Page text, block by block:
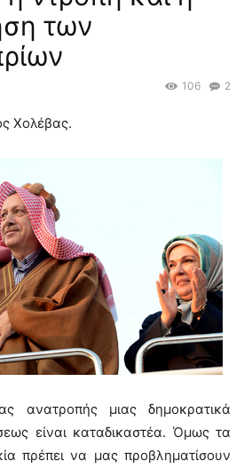
των
2
106
Χολέβας.
ανατροπής μιας δημοκρατικά
είναι καταδικαστέα. Όμως τα
πρέπει να μας προβληματίσουν